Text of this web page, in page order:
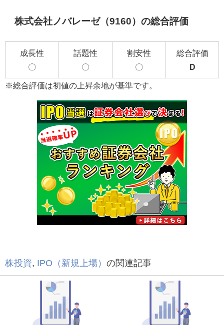
株式会社ノバレーゼ（9160）の総合評価
成長性
〇
話題性
〇
割安性
〇
総合評価
D
※総合評価は初値の上昇余地が基準です。
株投資, IPO（新規上場） の関連記事